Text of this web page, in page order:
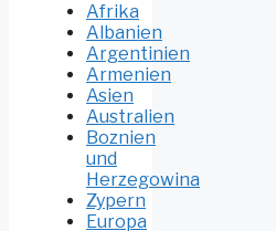
Afrika
Albanien
Argentinien
Armenien
Asien
Australien
Boznien
und
Herzegowina
Zypern
Europa